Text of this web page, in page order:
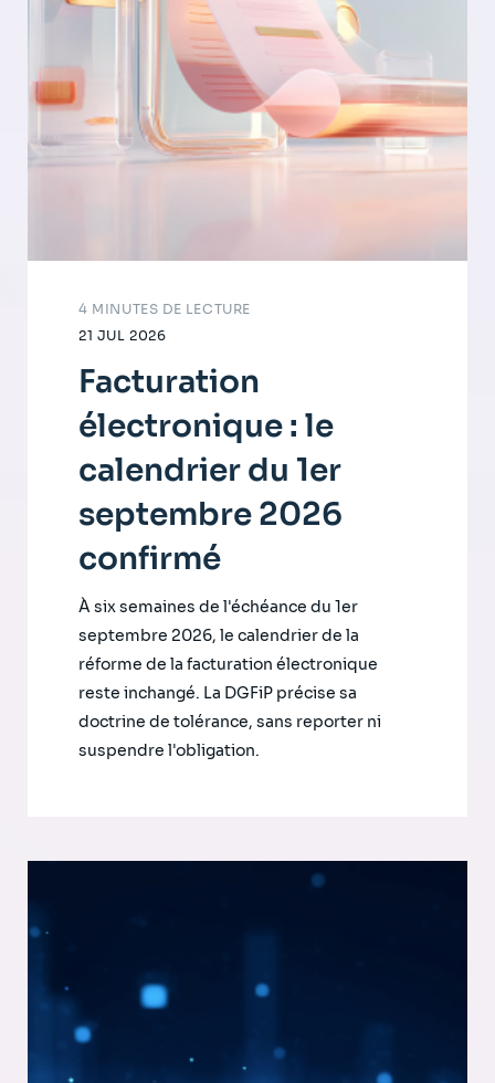
21 JUL 2026
4 MINUTES DE LECTURE
Facturation
électronique : le
calendrier du 1er
septembre 2026
confirmé
À six semaines de l'échéance du 1er
septembre 2026, le calendrier de la
réforme de la facturation électronique
reste inchangé. La DGFiP précise sa
doctrine de tolérance, sans reporter ni
suspendre l'obligation.